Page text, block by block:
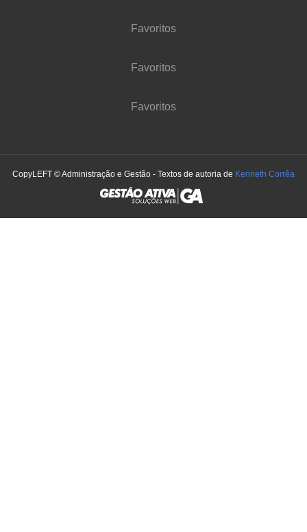
Favoritos
Favoritos
Favoritos
CopyLEFT © Administração e Gestão - Textos de autoria de Kenneth Corrêa